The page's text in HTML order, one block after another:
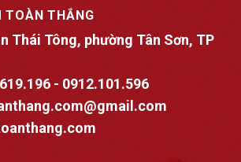
TOÀN THẮNG
Thái Tông, phường Tân Sơn, TP
- 0912.101.596